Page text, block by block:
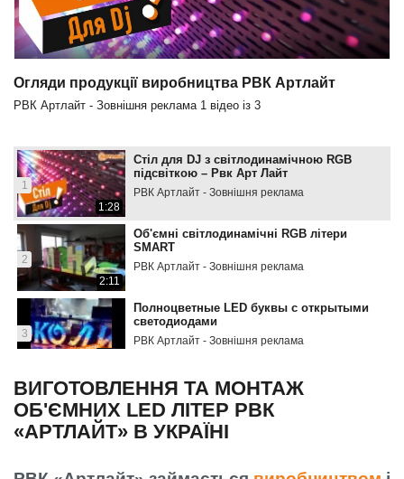
Огляди продукції виробництва РВК Артлайт
РВК Артлайт - Зовнішня реклама 1 відео із 3
1
1:28
Стіл для DJ з світлодинамічною RGB
підсвіткою – Рвк Арт Лайт
РВК Артлайт - Зовнішня реклама
2
2:11
Об'ємні світлодинамічні RGB літери
SMART
РВК Артлайт - Зовнішня реклама
3
Полноцветные LED буквы с открытыми
светодиодами
РВК Артлайт - Зовнішня реклама
ВИГОТОВЛЕННЯ ТА МОНТАЖ
ОБ'ЄМНИХ LED ЛІТЕР РВК
«АРТЛАЙТ» В УКРАЇНІ